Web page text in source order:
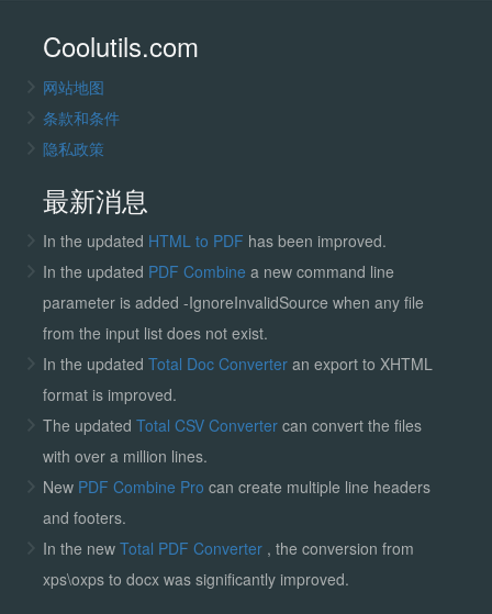
Coolutils.com
网站地图
条款和条件
隐私政策
最新消息
In the updated HTML to PDF has been improved.
In the updated PDF Combine a new command line
parameter is added -IgnoreInvalidSource when any file
from the input list does not exist.
In the updated Total Doc Converter an export to XHTML
format is improved.
The updated Total CSV Convertercan convert the files
with over a million lines.
New PDF Combine Pro can create multiple line headers
and footers.
In the new Total PDF Converter , the conversion from
xps\oxps to docx was significantly improved.